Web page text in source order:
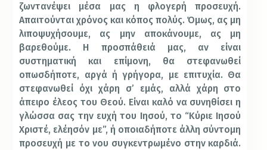
ζωντανέψει μέσα μας η φλογερή προσευχή.
Απαιτούνται χρόνος και κόπος πολύς. Όμως, ας μη
λιποψυχήσουμε, ας μην αποκάνουμε, ας μη
βαρεθούμε. Η προσπάθειά μας, αν είναι
συστηματική και επίμονη, θα στεφανωθεί
οπωσδήποτε, αργά ή γρήγορα, με επιτυχία. Θα
στεφανωθεί όχι χάρη σ’ εμάς, αλλά χάρη στο
άπειρο έλεος του Θεού. Είναι καλό να συνηθίσει η
γλώσσα σας την ευχή του Ιησού, το “Κύριε Ιησού
Χριστέ, ελέησόν με”, ή οποιαδήποτε άλλη σύντομη
προσευχή με το νου συγκεντρωμένο στην καρδιά.